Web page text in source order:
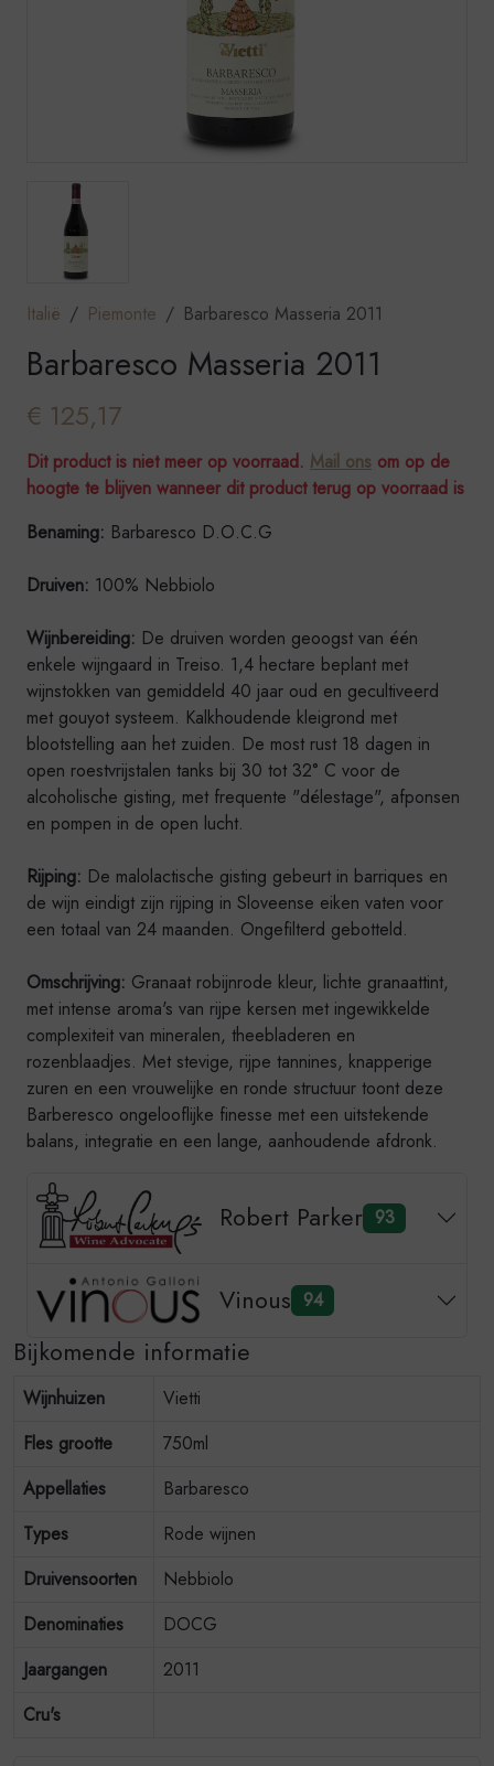
Italië Piemonte Barbaresco Masseria 2011
Barbaresco Masseria 2011
€ 125,17
Dit product is niet meer op voorraad. Mail ons om op de
hoogte te blijven wanneer dit product terug op voorraad is
Benaming: Barbaresco D.O.C.G
Druiven: 100% Nebbiolo
Wijnbereiding: De druiven worden geoogst van één
enkele wijngaard in Treiso. 1,4 hectare beplant met
wijnstokken van gemiddeld 40 jaar oud en gecultiveerd
met gouyot systeem. Kalkhoudende kleigrond met
blootstelling aan het zuiden. De most rust 18 dagen in
open roestvrijstalen tanks bij 30 tot 32° C voor de
alcoholische gisting, met frequente "délestage", afponsen
en pompen in de open lucht.
Rijping: De malolactische gisting gebeurt in barriques en
de wijn eindigt zijn rijping in Sloveense eiken vaten voor
een totaal van 24 maanden. Ongefilterd gebotteld.
Omschrijving: Granaat robijnrode kleur, lichte granaattint,
met intense aroma's van rijpe kersen met ingewikkelde
complexiteit van mineralen, theebladeren en
rozenblaadjes. Met stevige, rijpe tannines, knapperige
zuren en een vrouwelijke en ronde structuur toont deze
Barberesco ongelooflijke finesse met een uitstekende
balans, integratie en een lange, aanhoudende afdronk.
Robert Parker 93
Vinous 94
Bijkomende informatie
Wijnhuizen
Vietti
Fles grootte
750ml
Appellaties
Barbaresco
Types
Rode wijnen
Druivensoorten
Nebbiolo
Denominaties
DOCG
Jaargangen
2011
Cru's